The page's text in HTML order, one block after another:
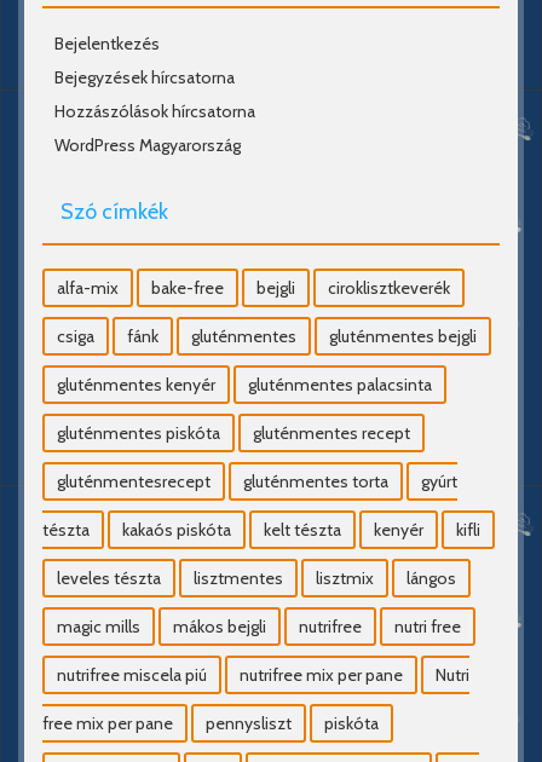
Bejelentkezés
Bejegyzések hírcsatorna
Hozzászólások hírcsatorna
WordPress Magyarország
Szó címkék
alfa-mix bake-free bejgli ciroklisztkeverék
csiga fánk gluténmentes gluténmentes bejgli
gluténmentes kenyér gluténmentes palacsinta
gluténmentes piskóta gluténmentes recept
gluténmentesrecept gluténmentes torta gyúrt
tészta kakaós piskóta kelt tészta kenyér kifli
leveles tészta lisztmentes lisztmix lángos
magic mills mákos bejgli nutrifree nutri free
nutrifree miscela piú nutrifree mix per pane Nutri
free mix per pane pennysliszt piskóta